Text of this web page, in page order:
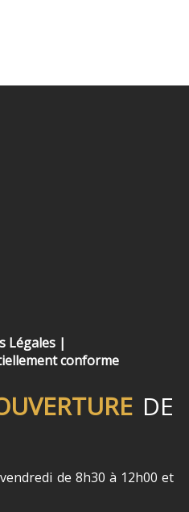
Légales
conforme
DE
de 8h30 à 12h00 et